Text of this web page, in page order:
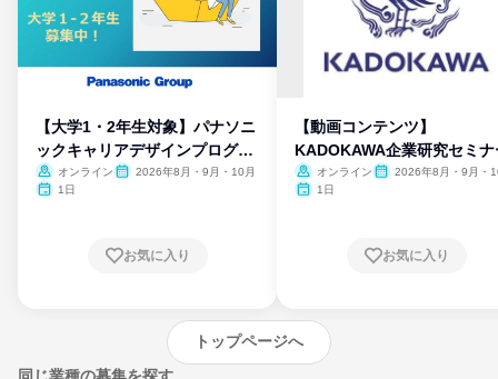
【大学1・2年生対象】パナソニ
ックキャリアデザインプログラ
ム
オンライン
2026年8月・9月・10月
1日
お気に入り
【動画コンテンツ】
KADOKAWA企業研究セミナ
オンライン
2026年8月・9月・
1日
お気に入り
トップページへ